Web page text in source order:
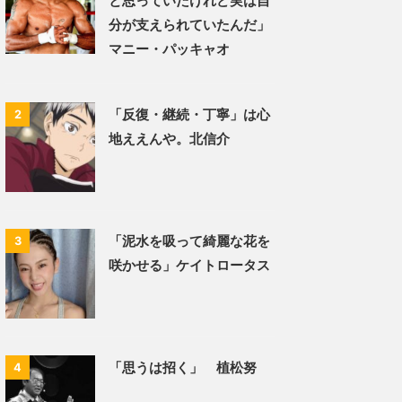
分が支えられていたんだ」
マニー・パッキャオ
2
「反復・継続・丁寧」は心
地ええんや。北信介
3
「泥水を吸って綺麗な花を
咲かせる」ケイトロータス
4 「思うは招く」 植松努